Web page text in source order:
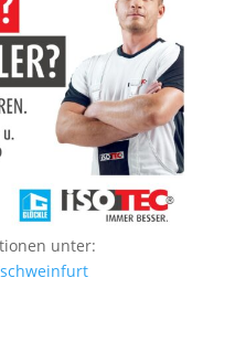
unter: